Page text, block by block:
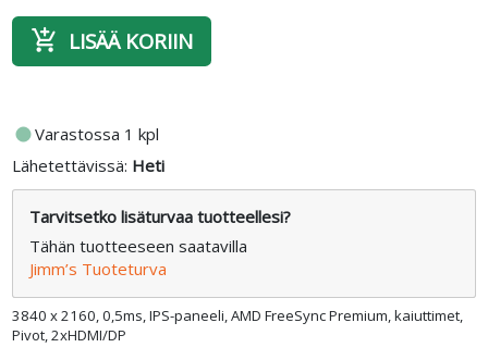
3840 x 2160, 0,5ms, IPS-paneeli, AMD FreeSync Premium, kaiuttimet,
Pivot, 2xHDMI/DP
add_shopping_cart LISÄÄ KORIIN
fiber_manual_recordVarastossa 1 kpl
Lähetettävissä: Heti
Tarvitsetko lisäturvaa tuotteellesi?
Tähän tuotteeseen saatavilla
Jimm’s Tuoteturva